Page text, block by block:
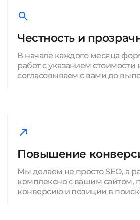
Честность и
В начале каждого месяца
работ с указанием стоимости
согласовываем с вами до
Повышение
Мы делаем не просто SEO, а
комплексно с вашим сайтом,
конверсию и позиции в